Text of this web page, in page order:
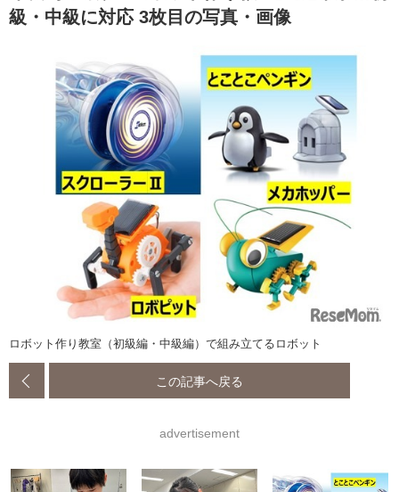
級・中級に対応 3枚目の写真・画像
ロボット作り教室（初級編・中級編）で組み立てるロボット
この記事へ戻る
advertisement